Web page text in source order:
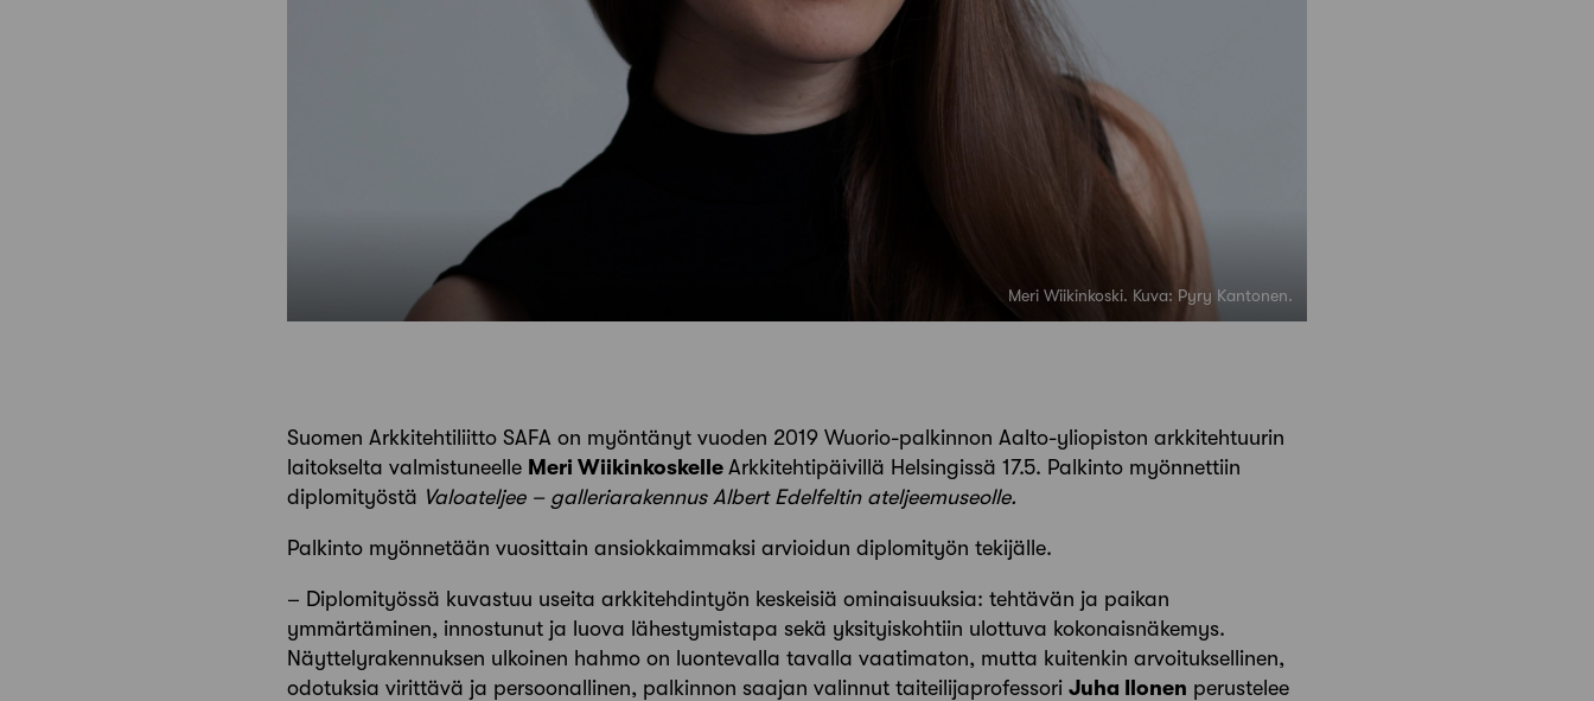
Meri Wiikinkoski. Kuva: Pyry Kantonen.
Suomen Arkkitehtiliitto SAFA on myöntänyt vuoden 2019 Wuorio-palkinnon Aalto-yliopiston arkkitehtuurin
laitokselta valmistuneelle Meri Wiikinkoskelle Arkkitehtipäivillä Helsingissä 17.5. Palkinto myönnettiin
diplomityöstä Valoateljee – galleriarakennus Albert Edelfeltin ateljeemuseolle.
Palkinto myönnetään vuosittain ansiokkaimmaksi arvioidun diplomityön tekijälle.
– Diplomityössä kuvastuu useita arkkitehdintyön keskeisiä ominaisuuksia: tehtävän ja paikan
ymmärtäminen, innostunut ja luova lähestymistapa sekä yksityiskohtiin ulottuva kokonaisnäkemys.
Näyttelyrakennuksen ulkoinen hahmo on luontevalla tavalla vaatimaton, mutta kuitenkin arvoituksellinen,
odotuksia virittävä ja persoonallinen, palkinnon saajan valinnut taiteilijaprofessori Juha Ilonen perustelee